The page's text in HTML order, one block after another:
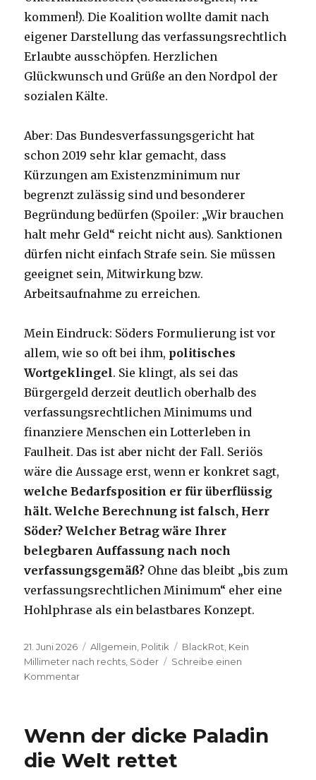
kommen!). Die Koalition wollte damit nach
eigener Darstellung das verfassungsrechtlich
Erlaubte ausschöpfen. Herzlichen
Glückwunsch und Grüße an den Nordpol der
sozialen Kälte.
Aber: Das Bundesverfassungsgericht hat
schon 2019 sehr klar gemacht, dass
Kürzungen am Existenzminimum nur
begrenzt zulässig sind und besonderer
Begründung bedürfen (Spoiler: „Wir brauchen
halt mehr Geld“ reicht nicht aus). Sanktionen
dürfen nicht einfach Strafe sein. Sie müssen
geeignet sein, Mitwirkung bzw.
Arbeitsaufnahme zu erreichen.
Mein Eindruck: Söders Formulierung ist vor
allem, wie so oft bei ihm, politisches
Wortgeklingel. Sie klingt, als sei das
Bürgergeld derzeit deutlich oberhalb des
verfassungsrechtlichen Minimums und
finanziere Menschen ein Lotterleben in
Faulheit. Das ist aber nicht der Fall. Seriös
wäre die Aussage erst, wenn er konkret sagt,
welche Bedarfsposition er für überflüssig
hält. Welche Berechnung ist falsch, Herr
Söder? Welcher Betrag wäre Ihrer
belegbaren Auffassung nach noch
verfassungsgemäß? Ohne das bleibt „bis zum
verfassungsrechtlichen Minimum“ eher eine
Hohlphrase als ein belastbares Konzept.
Veröffentlicht
am
21. Juni 2026 Kategorien
Allgemein, Politik Schlagwörter
BlackRot, Kein
Millimeter nach rechts, Söder
Schreibe einen
Kommentarzu
intellektuelle
Wenn der dicke Paladin
die Welt rettet